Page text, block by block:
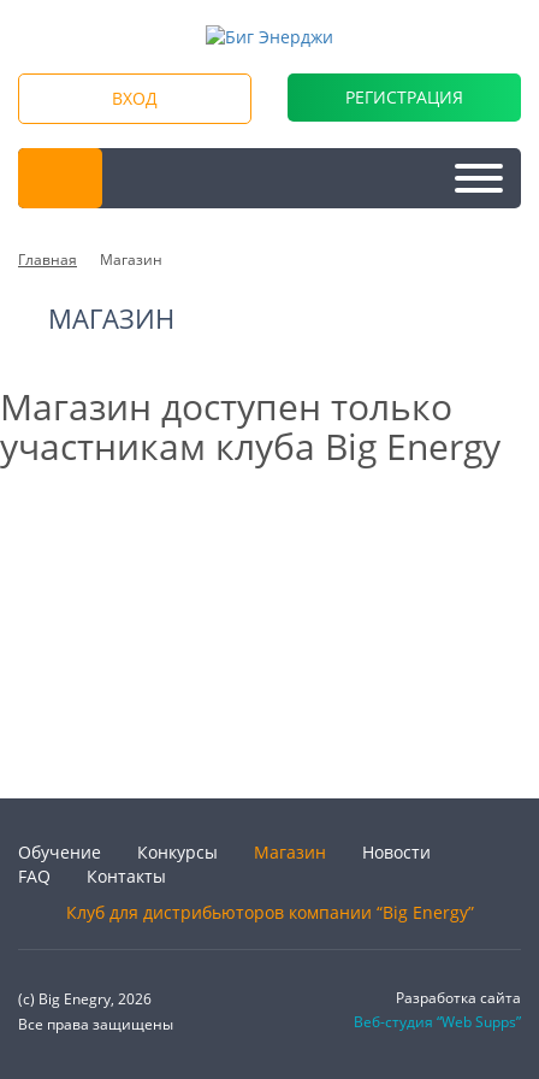
РЕГИСТРАЦИЯ
ВХОД
Главная Магазин
МАГАЗИН
Магазин доступен только
участникам клуба Big Energy
Обучение Конкурсы Магазин
Новости
FAQ
Контакты
Клуб для дистрибьюторов компании “Big Energy”
(c) Big Enegry, 2026
Все права защищены
Разработка сайта
Веб-студия “Web Supps”